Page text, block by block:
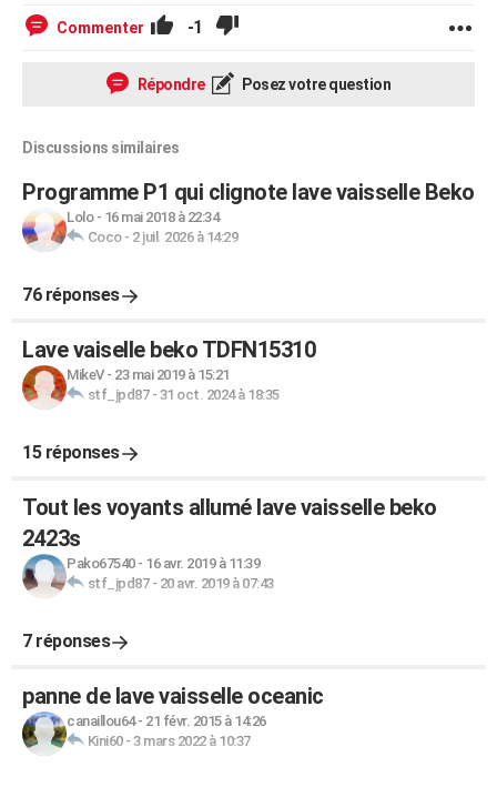
Commenter -1
Répondre Posez votre question
Discussions similaires
Programme P1 qui clignote lave vaisselle Beko
Lolo- 16 mai 2018 à 22:34
Coco- 2 juil. 2026 à 14:29
76 réponses
Lave vaiselle beko TDFN15310
MikeV- 23 mai 2019 à 15:21
stf_jpd87- 31 oct. 2024 à 18:35
15 réponses
Tout les voyants allumé lave vaisselle beko
2423s
Pako67540- 16 avr. 2019 à 11:39
stf_jpd87- 20 avr. 2019 à 07:43
7 réponses
panne de lave vaisselle oceanic
canaillou64- 21 févr. 2015 à 14:26
Kini60- 3 mars 2022 à 10:37